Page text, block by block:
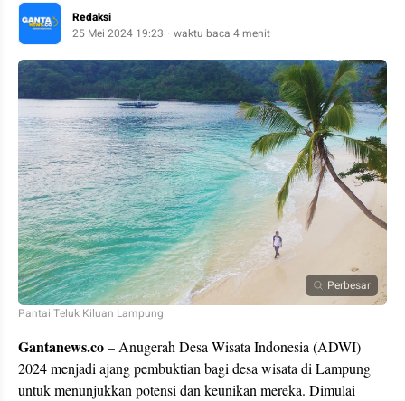
Redaksi
25 Mei 2024 19:23
waktu baca 4 menit
Perbesar
Pantai Teluk Kiluan Lampung
Gantanews.co– Anugerah Desa Wisata Indonesia (ADWI)
2024 menjadi ajang pembuktian bagi desa wisata di Lampung
untuk menunjukkan potensi dan keunikan mereka. Dimulai